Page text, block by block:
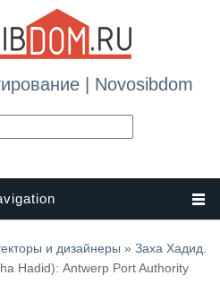
| Novosibdom
и дизайнеры » Заха Хадид.
Hadid): Antwerp Port Authority